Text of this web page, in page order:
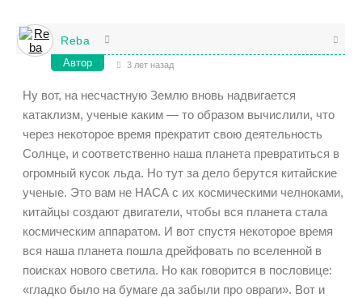
Reba
Автор 3 лет назад
Ну вот, на несчастную Землю вновь надвигается
катаклизм, ученые каким — то образом вычислили, что
через некоторое время прекратит свою деятельность
Солнце, и соответственно наша планета превратиться в
огромный кусок льда. Но тут за дело берутся китайские
ученые. Это вам не НАСА с их космическими челноками,
китайцы создают двигатели, чтобы вся планета стала
космическим аппаратом. И вот спустя некоторое время
вся наша планета пошла дрейфовать по вселенной в
поисках нового светила. Но как говорится в пословице:
«гладко было на бумаге да забыли про овраги». Вот и